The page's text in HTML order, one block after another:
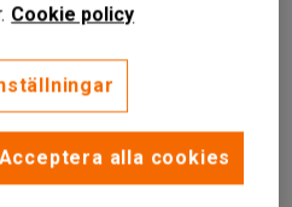
justerbart stativ med
bordsskiva i
Cookie policy
Acceptera alla cookies